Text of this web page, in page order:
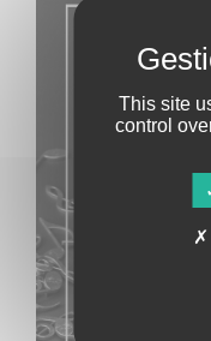
This site
control